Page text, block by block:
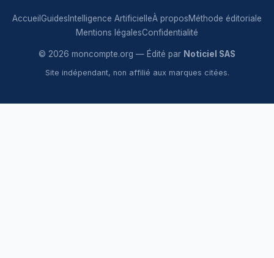
AccueilGuidesIntelligence ArtificielleÀ proposMéthode éditoriale
Mentions légalesConfidentialité
© 2026 moncompte.org — Édité par Noticiel SAS
Site indépendant, non affilié aux marques citées.